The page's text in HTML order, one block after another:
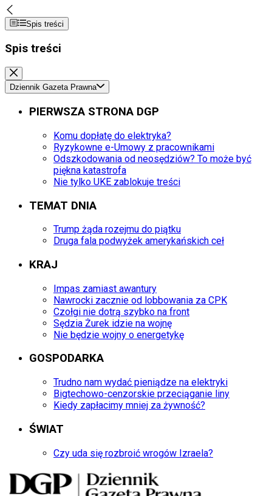
Spis treści
Spis treści
Dziennik Gazeta Prawna
PIERWSZA STRONA DGP
Komu dopłatę do elektryka?
Ryzykowne e-Umowy z pracownikami
Odszkodowania od neosędziów? To może być
piękna katastrofa
Nie tylko UKE zablokuje treści
TEMAT DNIA
Trump żąda rozejmu do piątku
Druga fala podwyżek amerykańskich ceł
KRAJ
Impas zamiast awantury
Nawrocki zacznie od lobbowania za CPK
Czołgi nie dotrą szybko na front
Sędzia Żurek idzie na wojnę
Nie będzie wojny o energetykę
GOSPODARKA
Trudno nam wydać pieniądze na elektryki
Bigtechowo-cenzorskie przeciąganie liny
Kiedy zapłacimy mniej za żywność?
ŚWIAT
Czy uda się rozbroić wrogów Izraela?